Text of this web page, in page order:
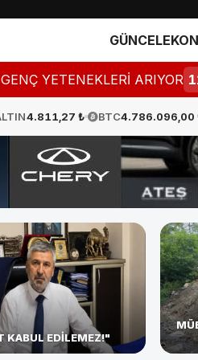
GÜNCEL
ARIYOR 11:32
4.811,27 ₺ BTC4.786.096,00
KABUL EDİLEMEZ!"